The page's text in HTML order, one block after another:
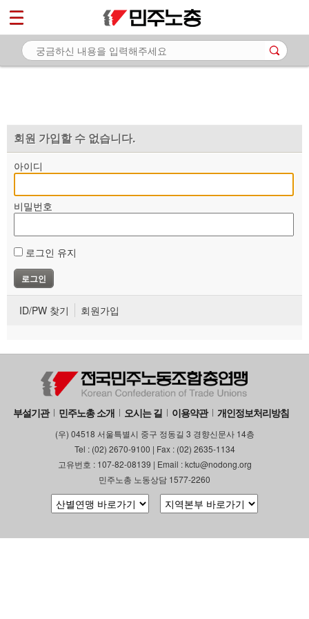
회원 가입할 수 없습니다.
아이디
비밀번호
로그인 유지
ID/PW 찾기 회원가입
부설기관 민주노총 소개 오시는 길 이용약관 개인정보처리방침
(우) 04518 서울특별시 중구 정동길 3 경향신문사 14층
Tel : (02) 2670-9100 | Fax : (02) 2635-1134
고유번호 : 107-82-08139 | Email : kctu@nodong.org
민주노총 노동상담 1577-2260
마이페이지
소개
자료
부설기관